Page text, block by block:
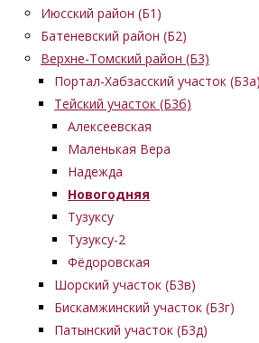
Июсский район (Б1)
Батеневский район (Б2)
Верхне-Томский район (Б3)
Портал-Хабзасский участок (Б3а)
Тейский участок (Б3б)
Алексеевская
Маленькая Вера
Надежда
Новогодняя
Тузуксу
Тузуксу-2
Фёдоровская
Шорский участок (Б3в)
Бискамжинский участок (Б3г)
Патынский участок (Б3д)